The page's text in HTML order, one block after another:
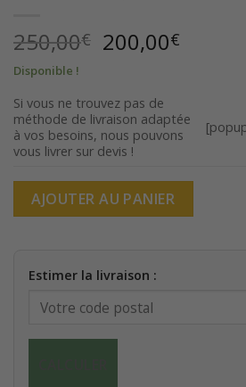
250,00€ Le
prix
était :
250,00€.
200,00€
Disponible !
Si vous ne trouvez pas de
méthode de livraison adaptée
à vos besoins, nous pouvons
vous livrer sur devis !
AJOUTER AU PANIER
Estimer la livraison :